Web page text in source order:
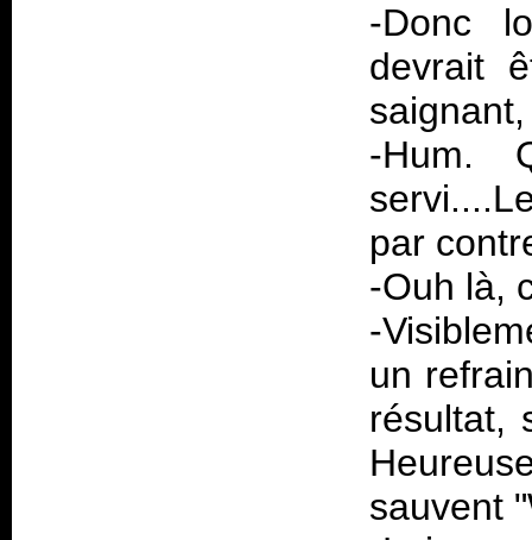
-Donc
devrait
-Hum.
par
-Ouh là,
-
un
résultat,
sauvent